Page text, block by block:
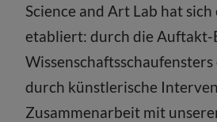
Science and Art Lab hat
etabliert: durch die Auftakt-
Wissenschaftsschaufensters
durch künstlerische
Zusammenarbeit mit